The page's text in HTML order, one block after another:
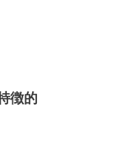
徴的